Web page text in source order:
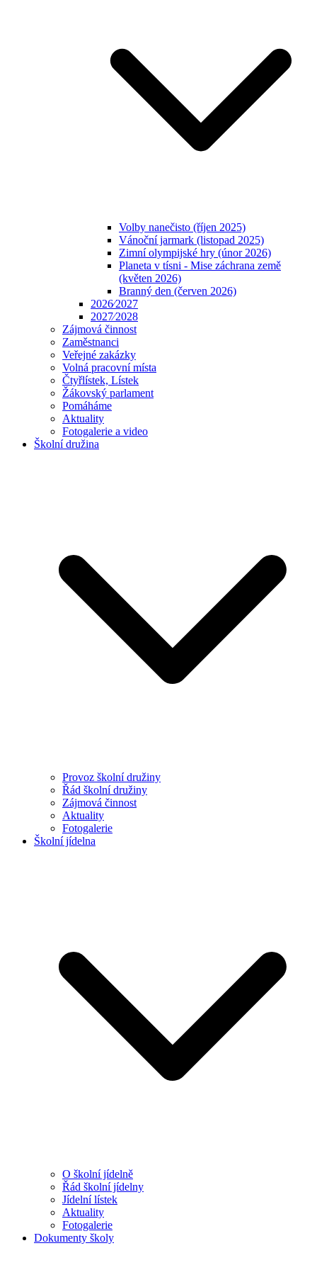
Volby nanečisto (říjen 2025)
Vánoční jarmark (listopad 2025)
Zimní olympijské hry (únor 2026)
Planeta v tísni - Mise záchrana země
(květen 2026)
Branný den (červen 2026)
2026⁄2027
2027⁄2028
Zájmová činnost
Zaměstnanci
Veřejné zakázky
Volná pracovní místa
Čtyřlístek, Lístek
Žákovský parlament
Pomáháme
Aktuality
Fotogalerie a video
Školní družina
Provoz školní družiny
Řád školní družiny
Zájmová činnost
Aktuality
Fotogalerie
Školní jídelna
O školní jídelně
Řád školní jídelny
Jídelní lístek
Aktuality
Fotogalerie
Dokumenty školy